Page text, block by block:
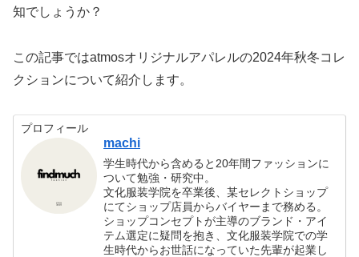
知でしょうか？
この記事ではatmosオリジナルアパレルの2024年秋冬コレ
クションについて紹介します。
プロフィール
machi
学生時代から含めると20年間ファッションに
ついて勉強・研究中。
文化服装学院を卒業後、某セレクトショップ
にてショップ店員からバイヤーまで務める。
ショップコンセプトが主導のブランド・アイ
テム選定に疑問を抱き、文化服装学院での学
生時代からお世話になっていた先輩が起業し